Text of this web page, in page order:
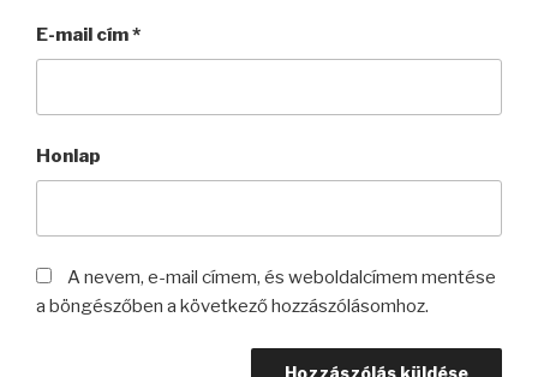
E-mail cím*
Honlap
A nevem, e-mail címem, és weboldalcímem mentése
a böngészőben a következő hozzászólásomhoz.